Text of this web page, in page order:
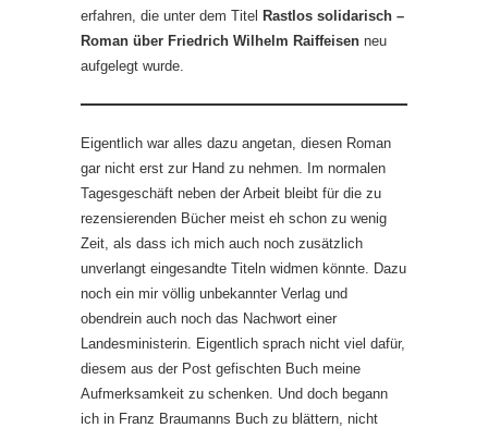
erfahren, die unter dem Titel Rastlos solidarisch –
Roman über Friedrich Wilhelm Raiffeisen neu
aufgelegt wurde.
Eigentlich war alles dazu angetan, diesen Roman
gar nicht erst zur Hand zu nehmen. Im normalen
Tagesgeschäft neben der Arbeit bleibt für die zu
rezensierenden Bücher meist eh schon zu wenig
Zeit, als dass ich mich auch noch zusätzlich
unverlangt eingesandte Titeln widmen könnte. Dazu
noch ein mir völlig unbekannter Verlag und
obendrein auch noch das Nachwort einer
Landesministerin. Eigentlich sprach nicht viel dafür,
diesem aus der Post gefischten Buch meine
Aufmerksamkeit zu schenken. Und doch begann
ich in Franz Braumanns Buch zu blättern, nicht